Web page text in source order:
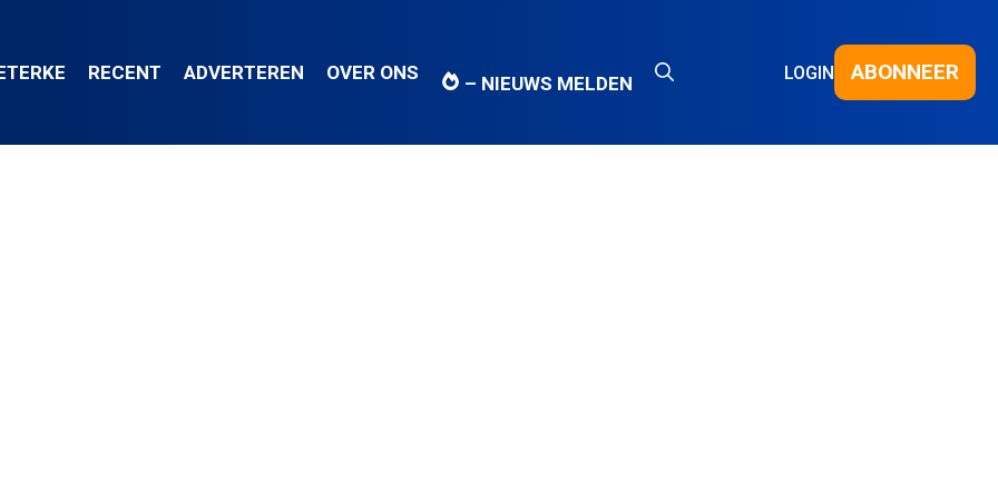
RECENT ADVERTEREN OVER ONS – NIEUWS MELDEN LOGIN ABONNEER